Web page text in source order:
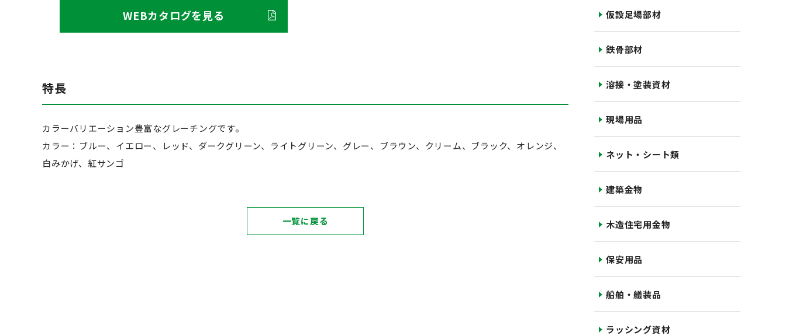
WEBカタログを見る
特長
カラーバリエーション豊富なグレーチングです。
カラー：ブルー、イエロー、レッド、ダークグリーン、ライトグリーン、グレー、ブラウン、クリーム、ブラック、オレンジ、
白みかげ、紅サンゴ
一覧に戻る
仮設足場部材
鉄骨部材
溶接・塗装資材
現場用品
ネット・シート類
建築金物
木造住宅用金物
保安用品
船舶・艤装品
ラッシング資材